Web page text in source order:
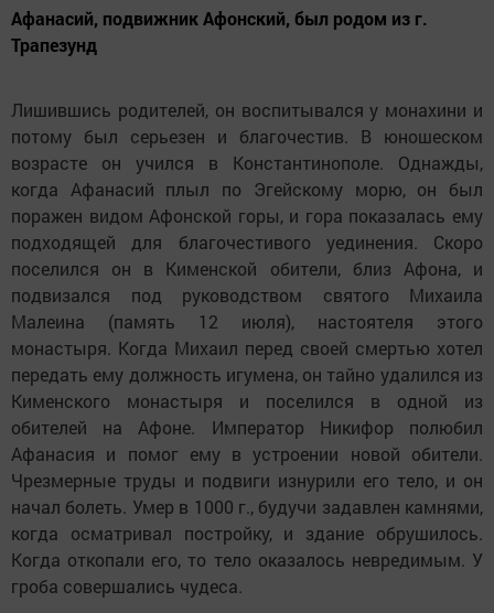
Афанасий, подвижник Афонский, был родом из г.
Трапезунд
Лишившись родителей, он воспитывался у монахини и
потому был серьезен и благочестив. В юношеском
возрасте он учился в Константинополе. Однажды,
когда Афанасий плыл по Эгейскому морю, он был
поражен видом Афонской горы, и гора показалась ему
подходящей для благочестивого уединения. Скоро
поселился он в Кименской обители, близ Афона, и
подвизался под руководством святого Михаила
Малеина (память 12 июля), настоятеля этого
монастыря. Когда Михаил перед своей смертью хотел
передать ему должность игумена, он тайно удалился из
Кименского монастыря и поселился в одной из
обителей на Афоне. Император Никифор полюбил
Афанасия и помог ему в устроении новой обители.
Чрезмерные труды и подвиги изнурили его тело, и он
начал болеть. Умер в 1000 г., будучи задавлен камнями,
когда осматривал постройку, и здание обрушилось.
Когда откопали его, то тело оказалось невредимым. У
гроба совершались чудеса.